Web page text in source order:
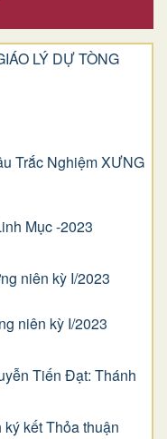
LÝ DỰ TÒNG
Trắc Nghiệm XƯNG
Mục -2023
niên kỳ I/2023
niên kỳ I/2023
Tiến Đạt: Thánh
kết Thỏa thuận